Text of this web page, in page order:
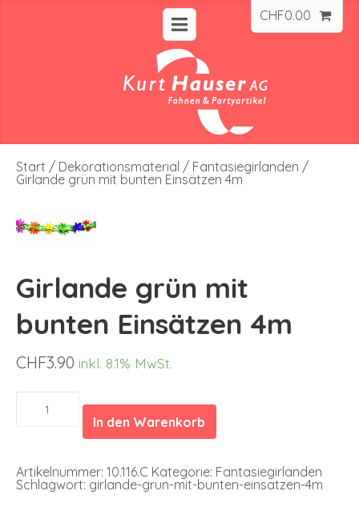
CHF0.00
Start / Dekorationsmaterial / Fantasiegirlanden /
Girlande grün mit bunten Einsätzen 4m
Girlande grün mit
bunten Einsätzen 4m
CHF3.90 inkl. 8.1% MwSt.
Girlande
mit
Menge
In den Warenkorb
Artikelnummer: 10.116.C Kategorie: Fantasiegirlanden
Schlagwort: girlande-grun-mit-bunten-einsatzen-4m